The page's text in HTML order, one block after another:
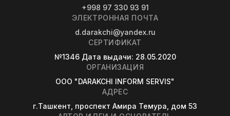
+998 97 330 93 91
ЭЛЕКТРОННАЯ ПОЧТА
d.darakchi@yandex.ru
СЕРТИФИКАТ
№1346 Дата выдачи: 28.05.2020
ОРГАНИЗАЦИЯ
OOO "DARAKCHI INFORM SERVIS"
АДРЕС
г.Ташкент, проспект Амира Темура, дом 53